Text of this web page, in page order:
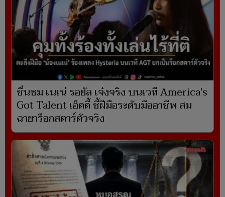
ชื่นชม เนเน่ รอยัล เจ๋งจริง บนเวที America's
Got Talent เอ็ดดี้ ชี้ฝีมือระดับมืออาชีพ สม
ฉายาร็อกสตาร์ตัวจริง